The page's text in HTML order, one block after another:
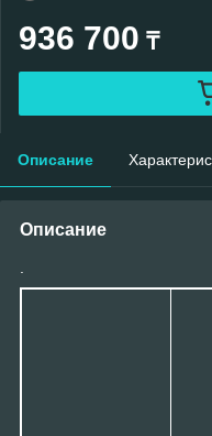
936 700 ₸
Описание
Описание